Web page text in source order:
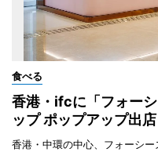
食べる
香港・ifcに「フォー
ップ ポップアップ出店
香港・中環の中心、フォーシ